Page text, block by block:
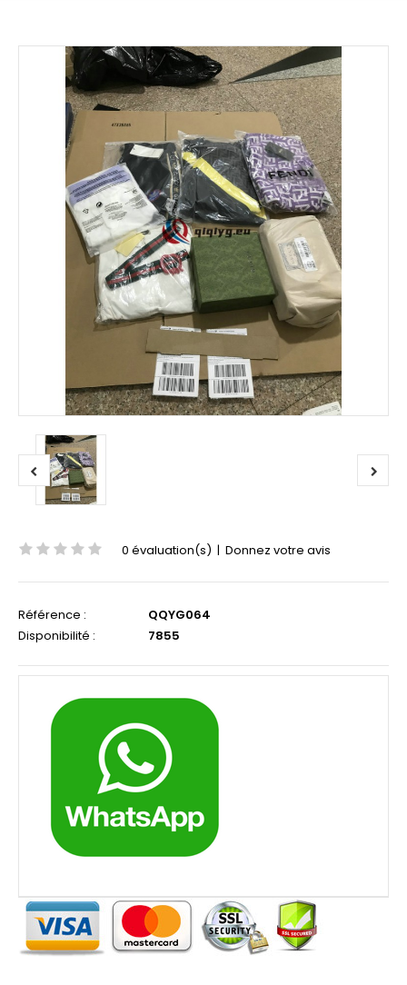
0 évaluation(s) | Donnez votre avis
Référence :
QQYG064
Disponibilité :
7855